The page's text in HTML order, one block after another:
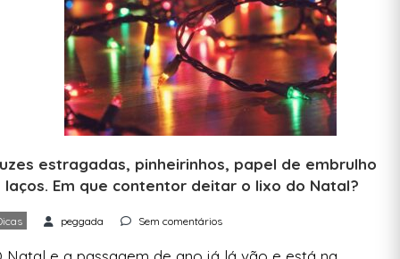
estragadas, pinheirinhos, papel de embrulho
laços. Em que contentor deitar o lixo do Natal?
peggada Sem comentários